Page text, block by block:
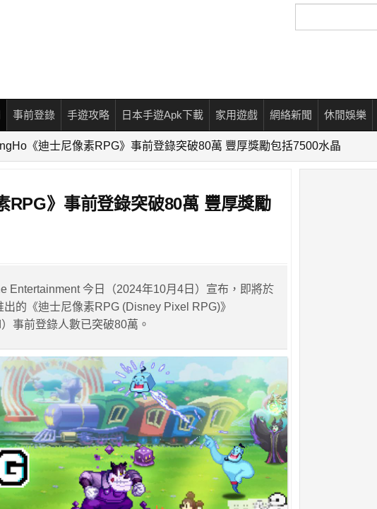
尋
事前登錄 手遊攻略 日本手遊Apk下載 家用遊戲 網絡新聞 休閒娛樂
《迪士尼像素RPG》事前登錄突破80萬 豐厚獎勵包括7500水晶
RPG》事前登錄突破80萬 豐厚獎勵
Entertainment 今日（2024年10月4日）宣布，即將於
的《迪士尼像素RPG (Disney Pixel RPG)》
）事前登錄人數已突破80萬。